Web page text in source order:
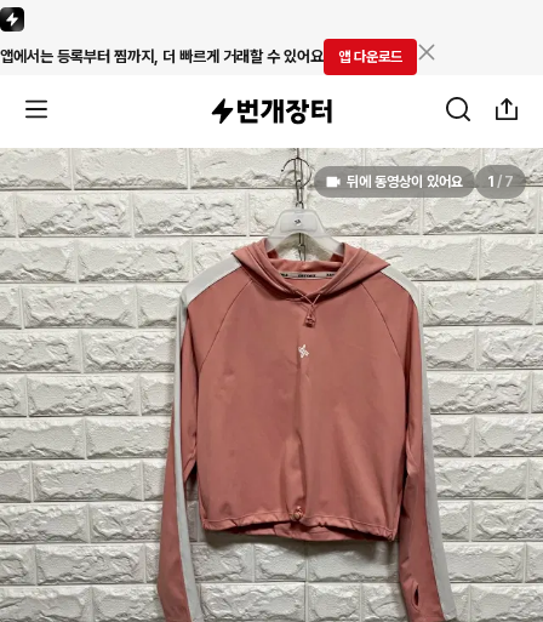
앱에서는 등록부터 찜까지, 더 빠르게 거래할 수 있어요 앱 다운로드
뒤에 동영상이 있어요 1 / 7